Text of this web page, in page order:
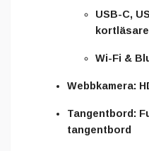
USB-C,
Wi-Fi &
Webbkamera:
Tangentbord:
tangentbord